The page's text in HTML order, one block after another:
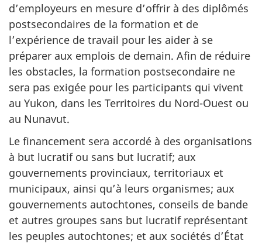
d’employeurs en mesure d’offrir à des diplômés
postsecondaires de la formation et de
l’expérience de travail pour les aider à se
préparer aux emplois de demain. Afin de réduire
les obstacles, la formation postsecondaire ne
sera pas exigée pour les participants qui vivent
au Yukon, dans les Territoires du Nord-Ouest ou
au Nunavut.
Le financement sera accordé à des organisations
à but lucratif ou sans but lucratif; aux
gouvernements provinciaux, territoriaux et
municipaux, ainsi qu’à leurs organismes; aux
gouvernements autochtones, conseils de bande
et autres groupes sans but lucratif représentant
les peuples autochtones; et aux sociétés d’État